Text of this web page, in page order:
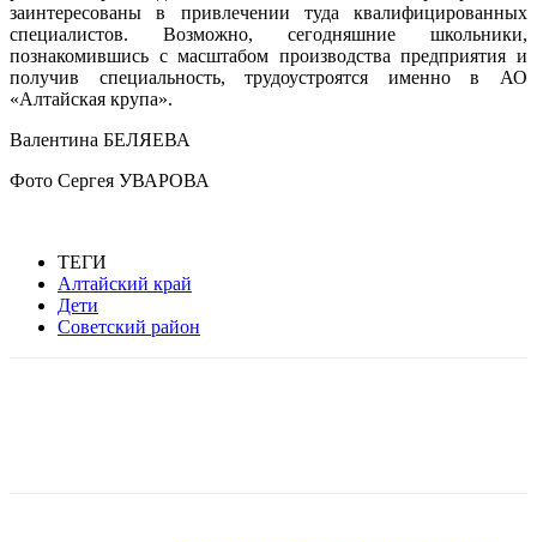
заинтересованы в привлечении туда квалифицированных
специалистов. Возможно, сегодняшние школьники,
познакомившись с масштабом производства предприятия и
получив специальность, трудоустроятся именно в АО
«Алтайская крупа».
Валентина БЕЛЯЕВА
Фото Сергея УВАРОВА
ТЕГИ
Алтайский край
Дети
Советский район